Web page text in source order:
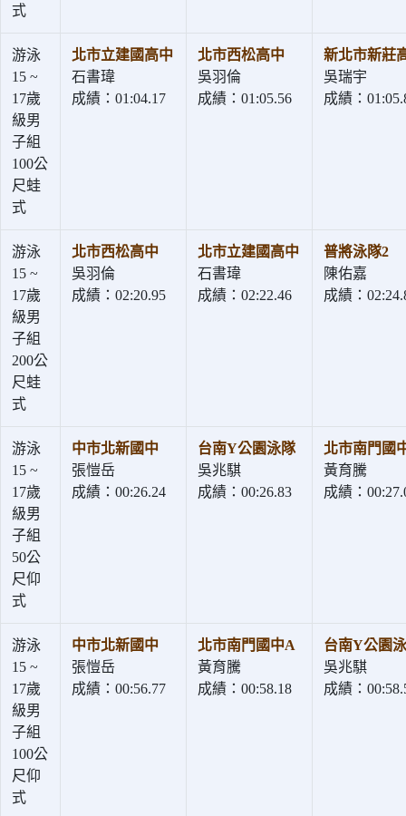
式
游泳
15 ~
17歲
級男
子組
100公
尺蛙
式
北市立建國高中
石書瑋
成績：01:04.17
北市西松高中
吳羽倫
成績：01:05.56
新北市新莊
吳瑞宇
成績：
游泳
15 ~
17歲
級男
子組
200公
尺蛙
式
北市西松高中
吳羽倫
成績：02:20.95
北市立建國高中
石書瑋
成績：02:22.46
普將泳隊2
陳佑嘉
成績：
游泳
15 ~
17歲
級男
子組
50公
尺仰
式
中市北新國中
張愷岳
成績：00:26.24
台南Y公園泳隊
吳兆騏
成績：00:26.83
北市南門國
黃育騰
成績：
游泳
15 ~
17歲
級男
子組
100公
尺仰
式
中市北新國中
張愷岳
成績：00:56.77
北市南門國中A
黃育騰
成績：00:58.18
台南Y公園
吳兆騏
成績：